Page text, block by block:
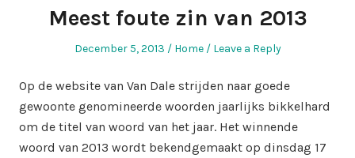
Meest foute zin van 2013
Posted
December 5, 2013
Posted
Home Leave a Reply
Op de website van Van Dale strijden naar goede
gewoonte genomineerde woorden jaarlijks bikkelhard
om de titel van woord van het jaar. Het winnende
woord van 2013 wordt bekendgemaakt op dinsdag 17